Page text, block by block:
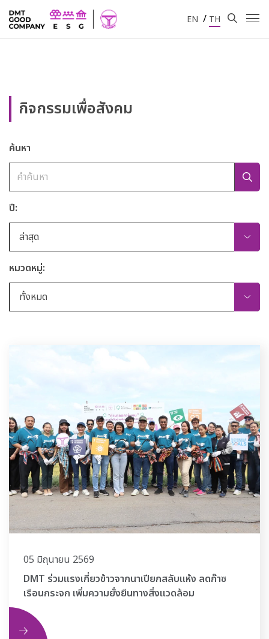
EN / TH
กิจกรรมเพื่อสังคม
ค้นหา
ปี:
ล่าสุด
หมวดหมู่:
ทั้งหมด
05 มิถุนายน 2569
DMT ร่วมแรงเกี่ยวข้าวจากนาเปียกสลับแห้ง ลดก๊าซ
เรือนกระจก เพิ่มความยั่งยืนทางสิ่งแวดล้อม